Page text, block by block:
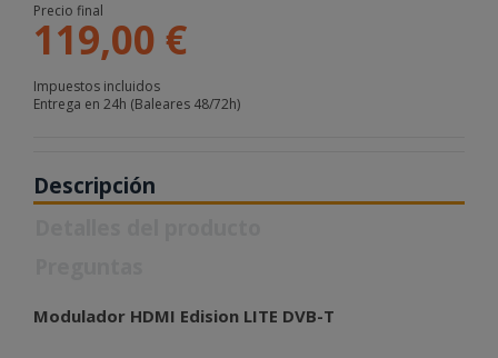
Precio final
119,00 €
Impuestos incluidos
Entrega en 24h (Baleares 48/72h)
Descripción
Modulador HDMI Edision LITE DVB-T